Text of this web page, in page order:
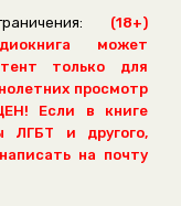
(18+)
может
только для
просмотр
Если в книге
ЛГБТ и другого,
на почту